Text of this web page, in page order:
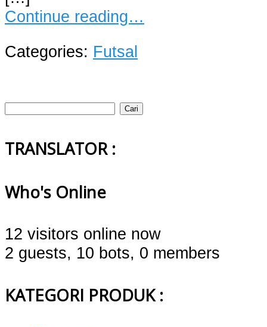
Continue reading…
Categories: Futsal
Cari
TRANSLATOR :
Who's Online
12 visitors online now
2 guests, 10 bots, 0 members
KATEGORI PRODUK :